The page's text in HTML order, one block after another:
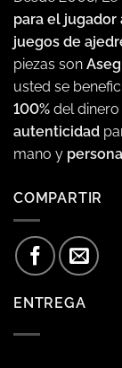
para el
juegos de
piezas son
usted se
100% del dinero
autenticidad
mano y
COMPARTIR
ENTREGA